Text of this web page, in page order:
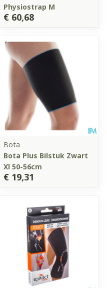
Physiostrap M
€ 60,68
Bota
Bota Plus Bilstuk Zwart
Xl 50-56cm
€ 19,31